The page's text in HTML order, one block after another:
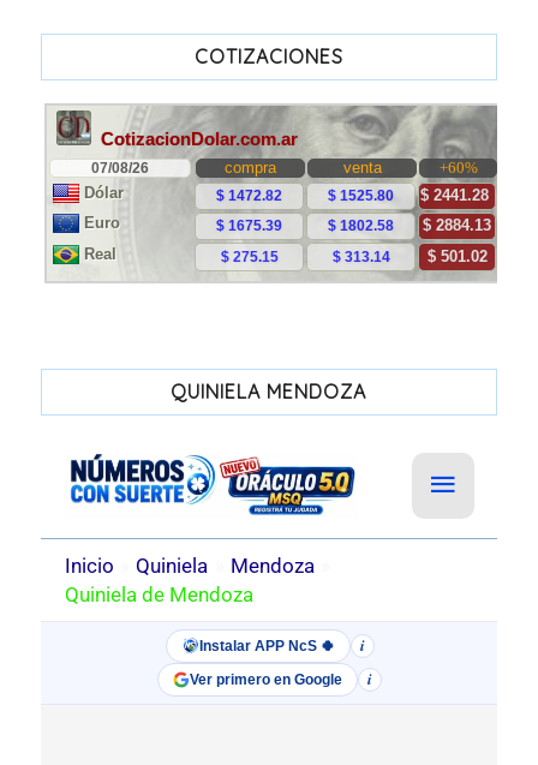
COTIZACIONES
QUINIELA MENDOZA